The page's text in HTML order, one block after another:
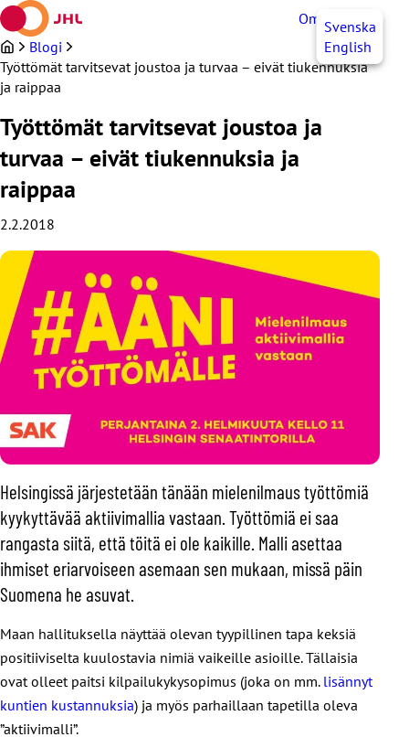
Siirry
sisältöön
OmaJHLSvenska
English
Blogi
Työttömät tarvitsevat joustoa ja turvaa – eivät tiukennuksia
ja raippaa
Työttömät tarvitsevat joustoa ja
turvaa – eivät tiukennuksia ja
raippaa
2.2.2018
Helsingissä järjestetään tänään mielenilmaus työttömiä
kyykyttävää aktiivimallia vastaan. Työttömiä ei saa
rangasta siitä, että töitä ei ole kaikille. Malli asettaa
ihmiset eriarvoiseen asemaan sen mukaan, missä päin
Suomena he asuvat.
Maan hallituksella näyttää olevan tyypillinen tapa keksiä
positiiviselta kuulostavia nimiä vaikeille asioille. Tällaisia
ovat olleet paitsi kilpailukykysopimus (joka on mm. lisännyt
kuntien kustannuksia) ja myös parhaillaan tapetilla oleva
”aktiivimalli”.